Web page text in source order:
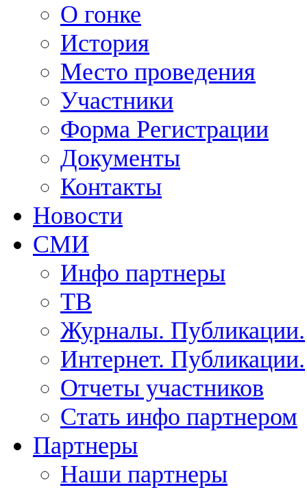
О гонке
История
Место проведения
Участники
Форма Регистрации
Документы
Контакты
Новости
СМИ
Инфо партнеры
ТВ
Журналы. Публикации.
Интернет. Публикации.
Отчеты участников
Стать инфо партнером
Партнеры
Наши партнеры